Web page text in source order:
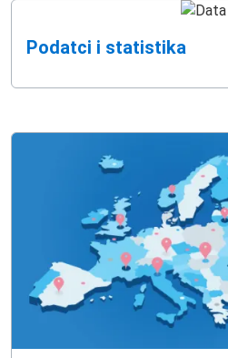
Podatci i statistika